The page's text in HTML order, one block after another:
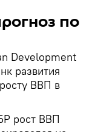
по
Development
развития
ВВП в
рост ВВП